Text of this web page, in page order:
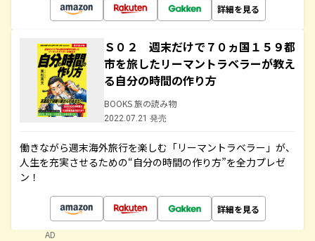
詳細を見る
Ｓ０２ 週末だけで７０ヵ国１５９都
市を旅したリーマントラベラーが教え
る自分の時間の作り方
BOOKS 旅の読み物
2022.07.21 発売
働きながら週末海外旅行を楽しむ「リーマントラベラー」が、
人生を充実させるための“自分の時間の作り方”を全力プレゼ
ン！
詳細を見る
AD